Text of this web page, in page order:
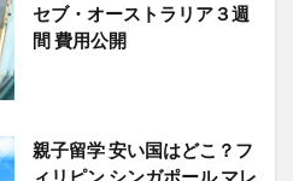
セブ・オーストラリア３週
間 費用公開
親子留学 安い国はどこ？フ
ィリピン シンガポール マレ